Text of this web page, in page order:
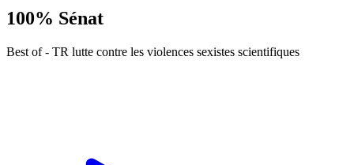
100% Sénat
Best of - TR lutte contre les violences sexistes scientifiques